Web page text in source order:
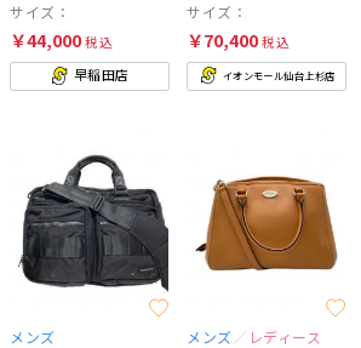
サイズ：
￥44,000税込
早稲田店
サイズ：
￥70,400税込
イオンモール仙台上杉店
メンズ メンズ レディース